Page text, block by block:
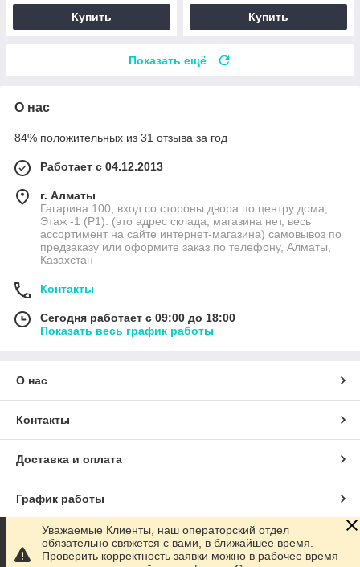
Купить Купить
Показать ещё
О нас
84% положительных из 31 отзыва за год
Работает с 04.12.2013
г. Алматы
Гагарина 100, вход со стороны двора по центру дома,
Этаж -1 (P1). (это адрес склада, магазина нет, весь
ассортимент на сайте интернет-магазина) самовывоз по
предзаказу или оформите заказ по телефону, Алматы,
Казахстан
Контакты
Сегодня работает с 09:00 до 18:00
Показать весь график работы
О нас
Контакты
Доставка и оплата
График работы
Полная версия сайта
Уважаемые Клиенты, наш операторский отдел
обязательно свяжется с вами, в ближайшее время.
Проверить корректность заявки можно в рабочее время